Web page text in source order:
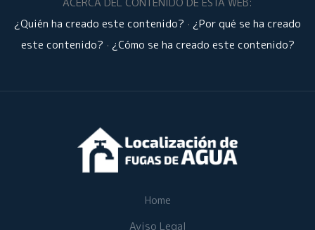
¿Quién ha creado este contenido? · ¿Por qué se ha creado
este contenido? · ¿Cómo se ha creado este contenido?
Home
Aviso Legal